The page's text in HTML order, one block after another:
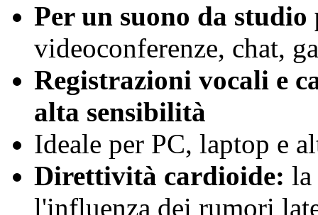
Per un suono da studio
videoconferenze, chat,
Registrazioni vocali e
alta sensibilità
Ideale per PC, laptop e
Direttività cardioide: la
l'influenza dei rumori